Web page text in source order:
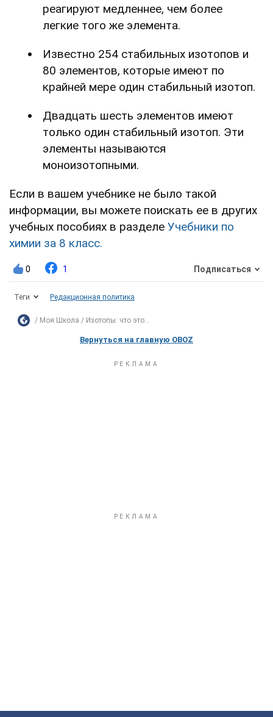
реагируют медленнее, чем более
легкие того же элемента.
Известно 254 стабильных изотопов и
80 элементов, которые имеют по
крайней мере один стабильный изотоп.
Двадцать шесть элементов имеют
только один стабильный изотоп. Эти
элементы называются
моноизотопными.
Если в вашем учебнике не было такой
информации, вы можете поискать ее в других
учебных пособиях в разделе Учебники по
химии за 8 класс.
0 1 Подписаться
Теги Редакционная политика
Моя Школа Изотопы: что это...
Вернуться на главную OBOZ